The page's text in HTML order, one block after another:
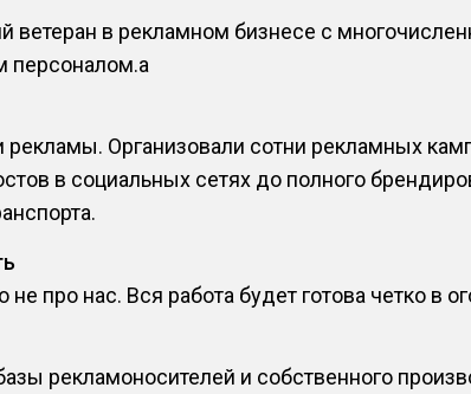
ветеран в рекламном бизнесе с
персоналом.a
Организовали сотни рекламных
в социальных сетях до полного
про нас. Вся работа будет готова четко в
рекламоносителей и собственного